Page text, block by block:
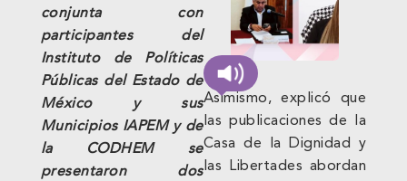
conjunta con
participantes del
Instituto de Políticas
Públicas del Estado de
México y sus
Municipios IAPEM y de
la CODHEM se
presentaron dos
Asimismo, explicó que
las publicaciones de la
Casa de la Dignidad y
las Libertades abordan